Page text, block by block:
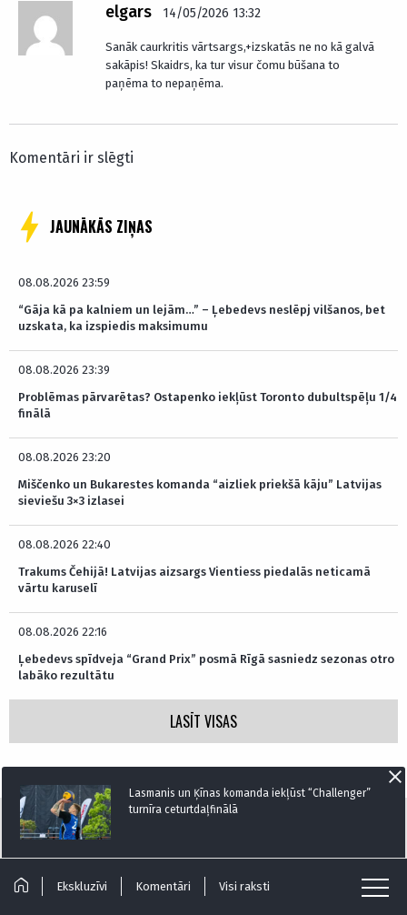
elgars 14/05/2026 13:32
Sanāk caurkritis vārtsargs,+izskatās ne no kā galvā
sakāpis! Skaidrs, ka tur visur čomu būšana to
paņēma to nepaņēma.
Komentāri ir slēgti
JAUNĀKĀS ZIŅAS
08.08.2026 23:59
“Gāja kā pa kalniem un lejām…” – Ļebedevs neslēpj vilšanos, bet
uzskata, ka izspiedis maksimumu
08.08.2026 23:39
Problēmas pārvarētas? Ostapenko iekļūst Toronto dubultspēļu 1/4
finālā
08.08.2026 23:20
Miščenko un Bukarestes komanda “aizliek priekšā kāju” Latvijas
sieviešu 3×3 izlasei
08.08.2026 22:40
Trakums Čehijā! Latvijas aizsargs Vientiess piedalās neticamā
vārtu karuselī
08.08.2026 22:16
Ļebedevs spīdveja “Grand Prix” posmā Rīgā sasniedz sezonas otro
labāko rezultātu
LASĪT VISAS
Lasmanis un Ķīnas komanda iekļūst “Challenger”
turnīra ceturtdaļfinālā
Ekskluzīvi Komentāri Visi raksti